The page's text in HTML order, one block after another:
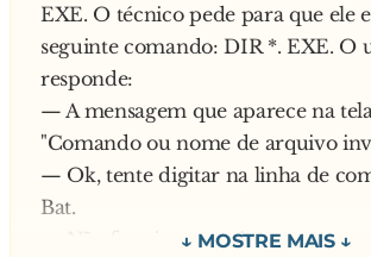
livrando da vida real, pois ela era
complicada ...
As pessoas no canal pensam que
...
Você mesmo pensa que é um bot. ...
EXE. O técnico pede para que ele
seguinte comando: DIR *. EXE. O
responde:
— A mensagem que aparece na
"Comando ou nome de arquivo
— Ok, tente digitar na linha de
Bat.
— Não funcionou, vejo a mesma